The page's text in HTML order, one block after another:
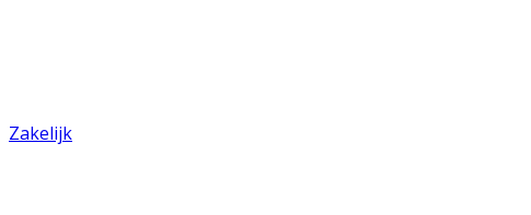
Zakelijk